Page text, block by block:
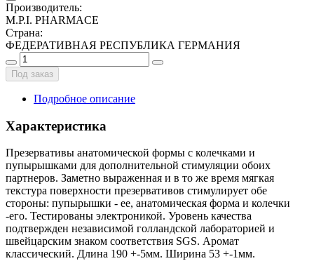
Производитель:
M.P.I. PHARMACE
Страна:
ФЕДЕРАТИВНАЯ РЕСПУБЛИКА ГЕРМАНИЯ
Под заказ
Подробное описание
Характеристика
Презервативы анатомической формы с колечками и
пупырышками для дополнительной стимуляции обоих
партнеров. Заметно выраженная и в то же время мягкая
текстура поверхности презервативов стимулирует обе
стороны: пупырышки - ее, анатомическая форма и колечки
-его. Тестированы электроникой. Уровень качества
подтвержден независимой голландской лабораторией и
швейцарским знаком соответствия SGS. Аромат
классический. Длина 190 +-5мм. Ширина 53 +-1мм.